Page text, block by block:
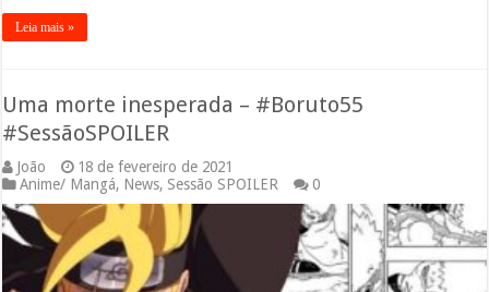
Leia mais »
Uma morte inesperada – #Boruto55
#SessãoSPOILER
João
18 de fevereiro de 2021
Anime/ Mangá, News, Sessão SPOILER 0